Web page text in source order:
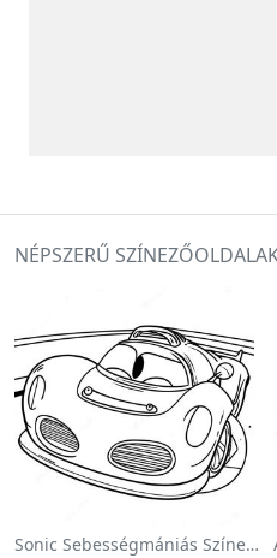
NÉPSZERŰ
Sonic Sebességmániás Színezőlap